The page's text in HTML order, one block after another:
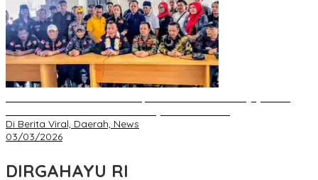
Di Berita Viral, Daerah, News
03/03/2026
DIRGAHAYU RI